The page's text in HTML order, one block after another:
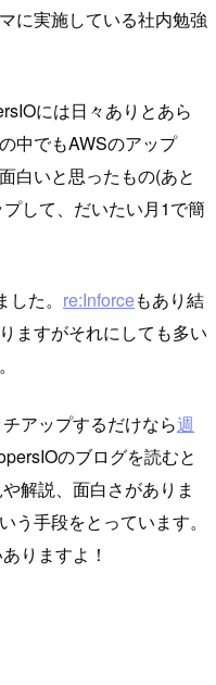
に実施している社内勉強
には日々ありとあら
中でもAWSのアップ
白いと思ったもの(あと
して、だいたい月1で簡
た。 re:Inforceもあり結
ますがそれにしても多い
アップするだけなら週
のブログを読むと
解説、面白さがありま
う手段をとっています。
りますよ！